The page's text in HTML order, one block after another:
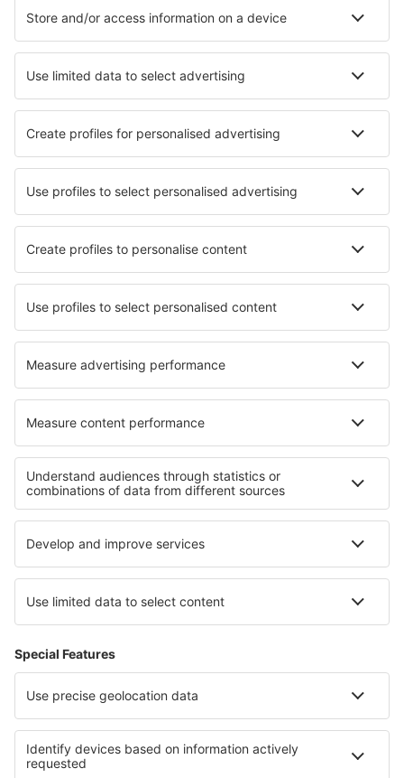
Cele mai căutate cazări de către utilizatorii eSky
Cazare în Noua Caledonie - Orașe populare
Cazare în Noumea Cazare în Kone Cazare în Sarramea
Cazare în Mou Cazare în Ouvea Cazare în Ilot Maitre
Cazare în Hnathalo
Cele mai bune locuri de cazare - orașe
Cazare în Atlanta Cazare în Banassac
Cazare în Cote d'Or Cazare în Kavos
Cazare în Albussac Cazare în Rouffiac-Tolosan
Cazare în Tibshelf
Cele mai bune locuri de cazare - regiuni
Cazare în Noua Caledonie
Cazare Lovech province Cazare in Aegean Riviera